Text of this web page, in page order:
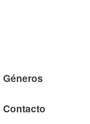
Géneros
Contacto